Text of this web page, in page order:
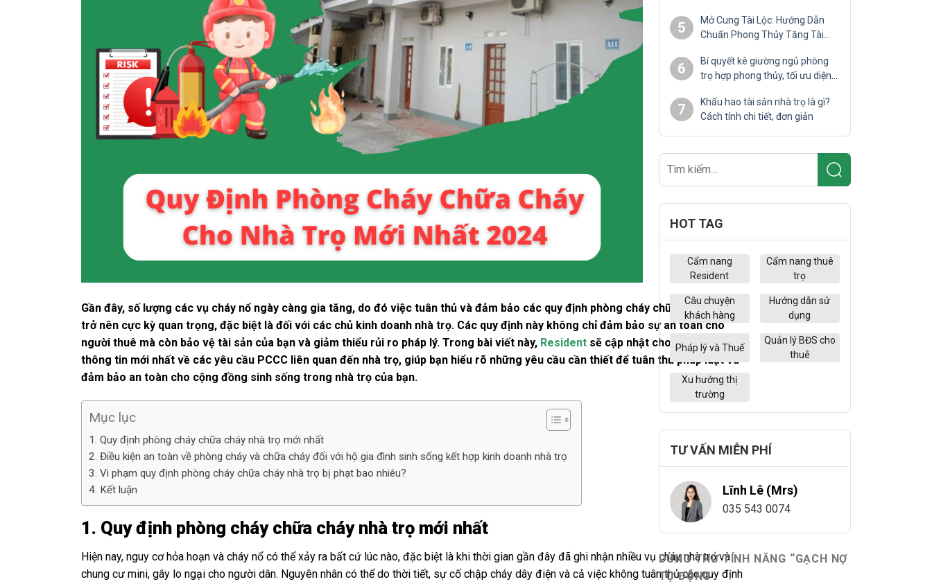
Gần đây, số lượng các vụ cháy nổ ngày càng gia tăng, do đó việc tuân thủ và đảm bảo các quy định phòng cháy chữa cháy (PCCC)
trở nên cực kỳ quan trọng, đặc biệt là đối với các chủ kinh doanh nhà trọ. Các quy định này không chỉ đảm bảo sự an toàn cho
người thuê mà còn bảo vệ tài sản của bạn và giảm thiểu rủi ro pháp lý. Trong bài viết này, Resident sẽ cập nhật cho bạn những
thông tin mới nhất về các yêu cầu PCCC liên quan đến nhà trọ, giúp bạn hiểu rõ những yêu cầu cần thiết để tuân thủ pháp luật và
đảm bảo an toàn cho cộng đồng sinh sống trong nhà trọ của bạn.
Mục lục
1. Quy định phòng cháy chữa cháy nhà trọ mới nhất
2. Điều kiện an toàn về phòng cháy và chữa cháy đối với hộ gia đình sinh sống kết hợp kinh doanh nhà trọ
3. Vi phạm quy định phòng cháy chữa cháy nhà trọ bị phạt bao nhiêu?
4. Kết luận
1. Quy định phòng cháy chữa cháy nhà trọ mới nhất
Hiện nay, nguy cơ hỏa hoạn và cháy nổ có thể xảy ra bất cứ lúc nào, đặc biệt là khi thời gian gần đây đã ghi nhận nhiều vụ cháy nhà trọ và
chung cư mini, gây lo ngại cho người dân. Nguyên nhân có thể do thời tiết, sự cố chập cháy dây điện và cả việc không tuân thủ các quy định
5
Mở Cung Tài Lộc: Hướng Dẫn
Chuẩn Phong Thủy Tăng Tài
6
Bí quyết kê giường ngủ phòng
trọ hợp phong thủy, tối ưu diện
7
Khấu hao tài sản nhà trọ là gì?
Cách tính chi tiết, đơn giản
HOT TAG
Cẩm nang
Resident
Cẩm nang thuê
trọ
Câu chuyện
khách hàng
Hướng dẫn sử
dụng
Pháp lý và Thuế
Quản lý BĐS cho
thuê
Xu hướng thị
trường
TƯ VẤN MIỄN PHÍ
Lĩnh Lê (Mrs)
035 543 0074
DÙNG THỬ TÍNH NĂNG “GẠCH NỢ
TỰ ĐỘNG”